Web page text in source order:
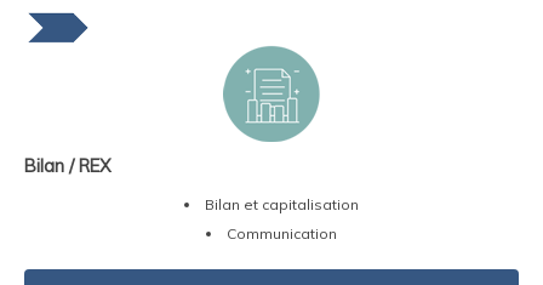
Bilan / REX
Bilan et capitalisation
Communication